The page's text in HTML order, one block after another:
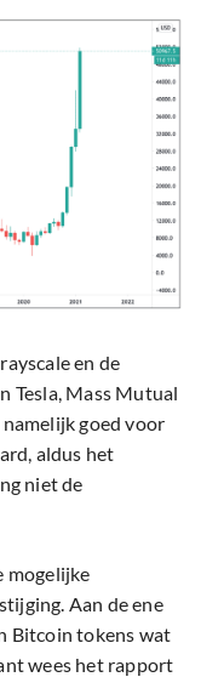
en de
Tesla, Mass Mutual
goed voor
aldus het
niet de
mogelijke
Aan de ene
Bitcoin tokens wat
wees het rapport